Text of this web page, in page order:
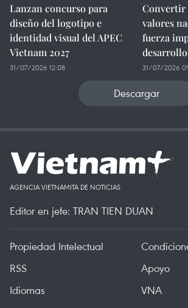
Lanzan concurso para
diseño del logotipo e
identidad visual del APEC
Vietnam 2027
31/07/2026 12:08
Convertir
valores
fuerza
31/07/2026
Descargar
AGENCIA VIETNAMITA DE NOTICIAS
Editor en jefe: TRAN TIEN DUAN
Propiedad Intelectual
RSS
Apoyo
Idiomas
VNA